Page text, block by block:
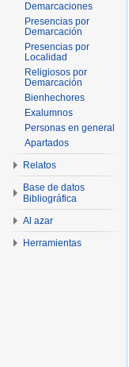
Demarcaciones
Presencias por
Demarcación
Presencias por
Localidad
Religiosos por
Demarcación
Bienhechores
Exalumnos
Personas en general
Apartados
Relatos
Base de datos
Bibliográfica
Al azar
Herramientas